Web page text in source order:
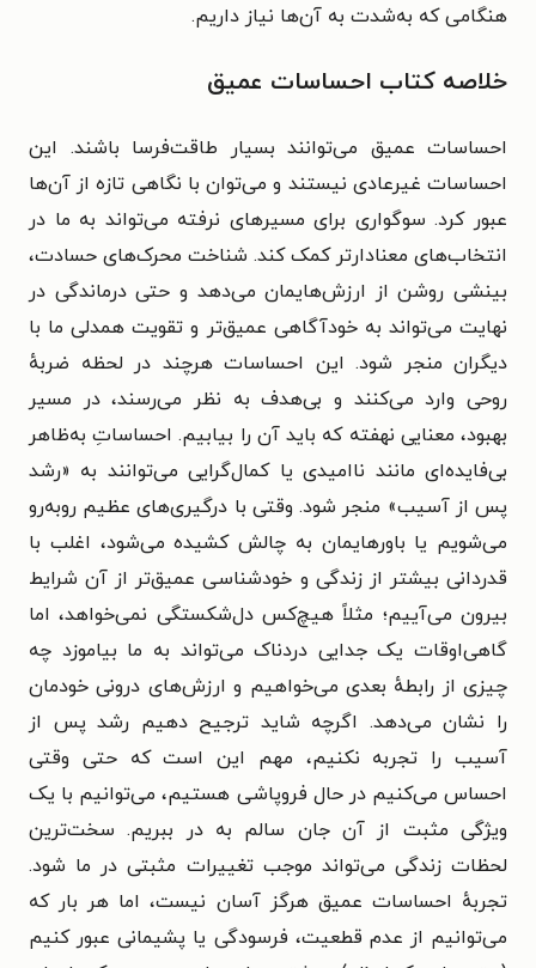
هنگامی که به‌شدت به آن‌ها نیاز داریم.
خلاصه کتاب احساسات عمیق
احساسات عمیق می‌توانند بسیار طاقت‌فرسا باشند. این
احساسات غیرعادی نیستند و می‌توان با نگاهی تازه از آن‌ها
عبور کرد. سوگواری برای مسیرهای نرفته می‌تواند به ما در
انتخاب‌های معنادارتر کمک کند. شناخت محرک‌های حسادت،
بینشی روشن از ارزش‌هایمان می‌دهد و حتی درماندگی در
نهایت می‌تواند به خودآگاهی عمیق‌تر و تقویت همدلی ما با
دیگران منجر شود. این احساسات هرچند در لحظه ضربهٔ
روحی وارد می‌کنند و بی‌هدف به نظر می‌رسند، در مسیر
بهبود، معنایی نهفته که باید آن را بیابیم. احساساتِ به‌ظاهر
بی‌فایده‌ای مانند ناامیدی یا کمال‌گرایی می‌توانند به «رشد
پس از آسیب» منجر شود. وقتی با درگیری‌های عظیم روبه‌رو
می‌شویم یا باورهایمان به چالش کشیده می‌شود، اغلب با
قدردانی بیشتر از زندگی و خودشناسی عمیق‌تر از آن شرایط
بیرون می‌آییم؛ مثلاً هیچ‌کس دل‌شکستگی نمی‌خواهد، اما
گاهی‌اوقات یک جدایی دردناک می‌تواند به ما بیاموزد چه
چیزی از رابطهٔ بعدی می‌خواهیم و ارزش‌های درونی خودمان
را نشان می‌دهد. اگرچه شاید ترجیح دهیم رشد پس از
آسیب را تجربه نکنیم، مهم این است که حتی وقتی
احساس می‌کنیم در حال فروپاشی هستیم، می‌توانیم با یک
ویژگی مثبت از آن جان سالم به در ببریم. سخت‌ترین
لحظات زندگی می‌تواند موجب تغییرات مثبتی در ما شود.
تجربهٔ احساسات عمیق هرگز آسان نیست، اما هر بار که
می‌توانیم از عدم قطعیت، فرسودگی یا پشیمانی عبور کنیم